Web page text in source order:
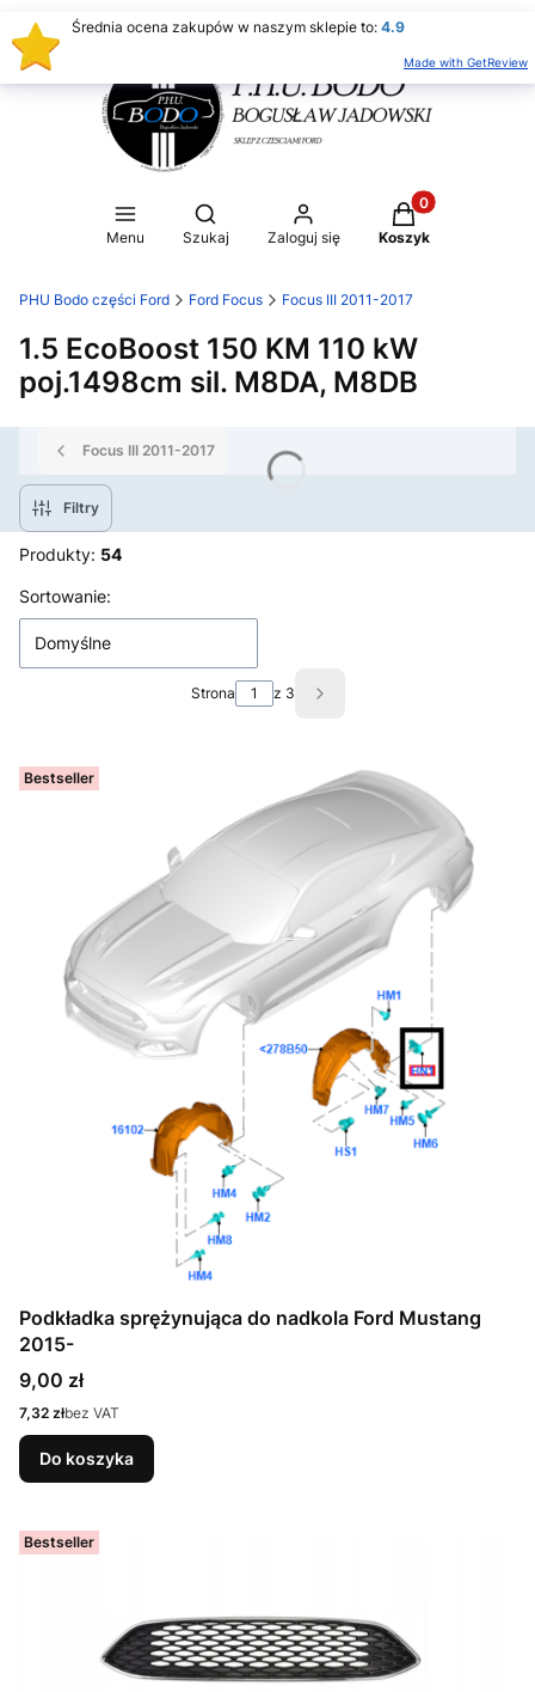
Menu
Otwórz wyszukiwarkę
Szukaj Zaloguj się
Produkty w
Koszyk
PHU Bodo części Ford Ford Focus Focus III 2011-2017
1.5 EcoBoost 150 KM 110 kW
poj.1498cm sil. M8DA, M8DB
Focus III 2011-2017
Filtry
Produkty: 54
Lista produktów
Sortowanie:
Domyślne
Strona z 3 Następne produkty
Bestseller
Podkładka sprężynująca do nadkola Ford Mustang
2015-
Cena
9,00 zł
Cena
7,32 złbez VAT
Do koszyka
Bestseller
Średnia ocena zakupów w naszym sklepie to: 4.9
Made with GetReview